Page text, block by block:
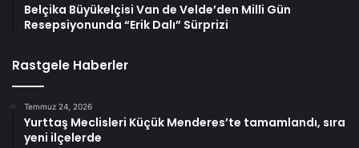
Belçika Büyükelçisi Van de Velde’den Milli Gün
Resepsiyonunda “Erik Dalı” Sürprizi
Rastgele Haberler
Temmuz 24, 2026
Yurttaş Meclisleri Küçük Menderes’te tamamlandı, sıra
yeni ilçelerde